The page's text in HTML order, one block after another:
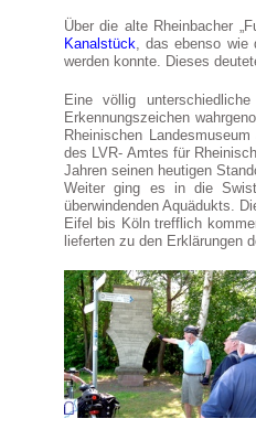
Über die alte Rheinbacher
Kanalstück, das ebenso wie
werden konnte. Dieses
Eine völlig
Erkennungszeichen
Rheinischen
des LVR- Amtes für
Jahren seinen heutigen
Weiter ging es in die
überwindenden Aquädukts.
Eifel bis Köln trefflich
lieferten zu den Erklärungen